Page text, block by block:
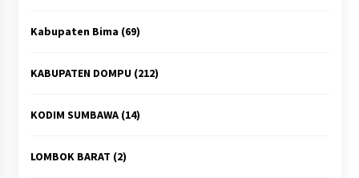
Kabupaten Bima (69)
KABUPATEN DOMPU(212)
KODIM SUMBAWA(14)
LOMBOK BARAT (2)